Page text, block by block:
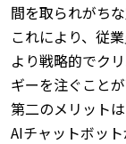
間を取られがち
これにより、従
より戦略的でク
ギーを注ぐこと
第二のメリット
AIチャットボッ